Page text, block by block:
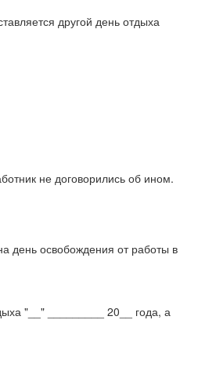
другой день отдыха
не договорились об ином.
день освобождения от работы в
"__" _________ 20__ года, а